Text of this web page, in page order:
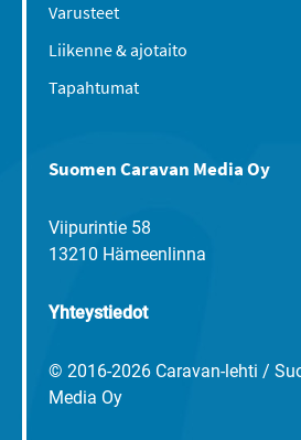
Varusteet
Liikenne & ajotaito
Tapahtumat
Suomen Caravan Media Oy
Viipurintie 58
13210 Hämeenlinna
Yhteystiedot
© 2016-2026 Caravan-lehti /
Media Oy